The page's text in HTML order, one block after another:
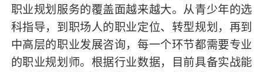
职业规划服务的覆盖面越来越大。从青少年的选
科指导，到职场人的职业定位、转型规划，再到
中高层的职业发展咨询，每一个环节都需要专业
的职业规划师。根据行业数据，目前具备实战能